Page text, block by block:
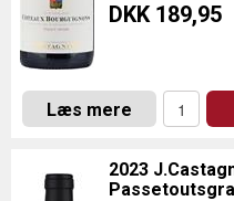
DKK 189,95
Læs mere
2023